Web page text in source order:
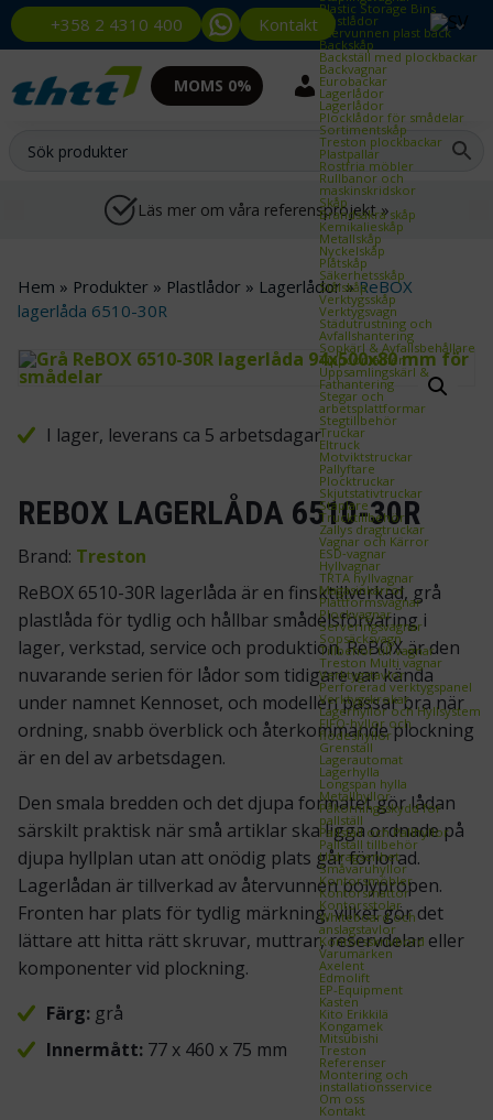
+358 2 4310 400 Kontakt
Plastic Storage Bins
Plastlådor
Återvunnen plast back
Backskåp
Backställ med plockbackar
Backvagnar
Eurobackar
Lagerlådor
Lagerlådor
Plocklådor för smådelar
Sortimentskåp
Treston plockbackar
Plastpallar
Rostfria möbler
Rullbanor och
maskinskridskor
Skåp
Brandsäkra skåp
Kemikalieskåp
Metallskåp
Nyckelskåp
Plåtskåp
Säkerhetsskåp
Stålskåp
Verktygsskåp
Verktygsvagn
Städutrustning och
Avfallshantering
Sopkärl & Avfallsbehållare
Tippcontainer
Uppsamlingskärl &
Fathantering
Stegar och
arbetsplattformar
Stegtillbehör
Truckar
Eltruck
Motviktstruckar
Pallyftare
Plocktruckar
Skjutstativtruckar
Staplare
Trucktillbehör
Zallys dragtruckar
Vagnar och Kärror
ESD‑vagnar
Hyllvagnar
TRTA hyllvagnar
Magasinkärror
Plattformsvagnar
Plockvagnar
Serveringsvagnar
Sopsäcksvagn
Tillbehör till vagnar
Treston Multi vagnar
Verktygstavlor
Perforerad verktygspanel
Verktygskrokar
Lagerhyllor och Hyllsystem
FIFO‑hyllor och
flödeshyllor
Grenställ
Lagerautomat
Lagerhylla
Longspan hylla
Metallhyllor
Påkörningsskydd för
pallställ
Pallställ och Pallhyllor
Pallställ tillbehör
Utdragsenhet
Småvaruhyllor
Kontorsmöbler
Kontorsmattor
Kontorsstolar
Whiteboard och
anslagstavlor
Kontorsskrivbord
Varumärken
Axelent
Edmolift
EP-Equipment
Kasten
Kito Erikkilä
Kongamek
Mitsubishi
Treston
Referenser
Montering och
installationsservice
Om oss
Kontakt
MOMS 0%
Läs mer om våra referensprojekt »
Hem » Produkter » Plastlådor » Lagerlådor»ReBOX
lagerlåda 6510-30R
I lager, leverans ca 5 arbetsdagar
REBOX LAGERLÅDA 6510-30R
Brand: Treston
ReBOX 6510-30R lagerlåda är en finsktillverkad, grå
plastlåda för tydlig och hållbar smådelsförvaring i
lager, verkstad, service och produktion. ReBOX är den
nuvarande serien för lådor som tidigare var kända
under namnet Kennoset, och modellen passar bra när
ordning, snabb överblick och återkommande plockning
är en del av arbetsdagen.
Den smala bredden och det djupa formatet gör lådan
särskilt praktisk när små artiklar ska ligga ordnade på
djupa hyllplan utan att onödig plats går förlorad.
Lagerlådan är tillverkad av återvunnen polypropen.
Fronten har plats för tydlig märkning, vilket gör det
lättare att hitta rätt skruvar, muttrar, reservdelar eller
komponenter vid plockning.
Färg:grå
Innermått: 77 x 460 x 75 mm